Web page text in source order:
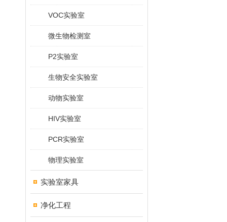
VOC实验室
微生物检测室
P2实验室
生物安全实验室
动物实验室
HIV实验室
PCR实验室
物理实验室
实验室家具
净化工程